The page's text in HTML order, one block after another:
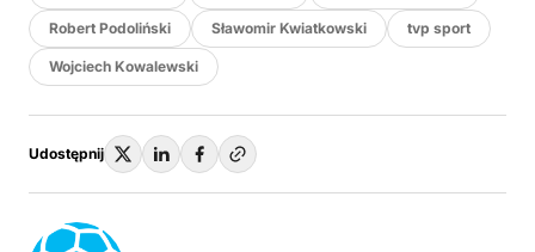
Robert Podoliński Sławomir Kwiatkowski tvp sport
Wojciech Kowalewski
Udostępnij